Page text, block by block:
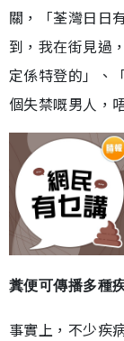
關，「荃灣日日
到，我在街見過
定係特登的」、
個失禁嘅男人，
糞便可傳播多種
事實上，不少疾